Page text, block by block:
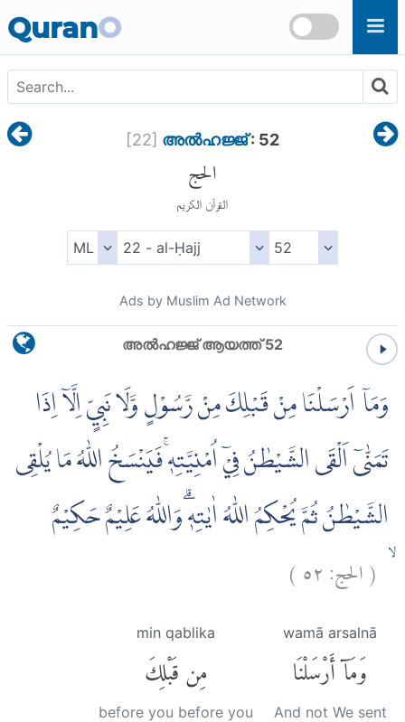
QuranO
[22] അല്‍ഹജ്ജ്: 52
الحج
القرآن الكريم
Ads by Muslim Ad Network
അല്‍ഹജ്ജ് ആയത്ത് 52
وَمَآ اَرْسَلْنَا مِنْ قَبْلِكَ مِنْ رَّسُوْلٍ وَّلَا نَبِيٍّ اِلَّآ اِذَا
تَمَنّٰىٓ اَلْقَى الشَّيْطٰنُ فِيْٓ اُمْنِيَّتِهٖۚ فَيَنْسَخُ اللّٰهُ مَا يُلْقِى
الشَّيْطٰنُ ثُمَّ يُحْكِمُ اللّٰهُ اٰيٰتِهٖۗ وَاللّٰهُ عَلِيْمٌ حَكِيْمٌ
(الحج:٥٢)
wamā arsalnā
وَمَآ أَرْسَلْنَا
And not We sent
min qablika
مِن قَبْلِكَ
before you before you